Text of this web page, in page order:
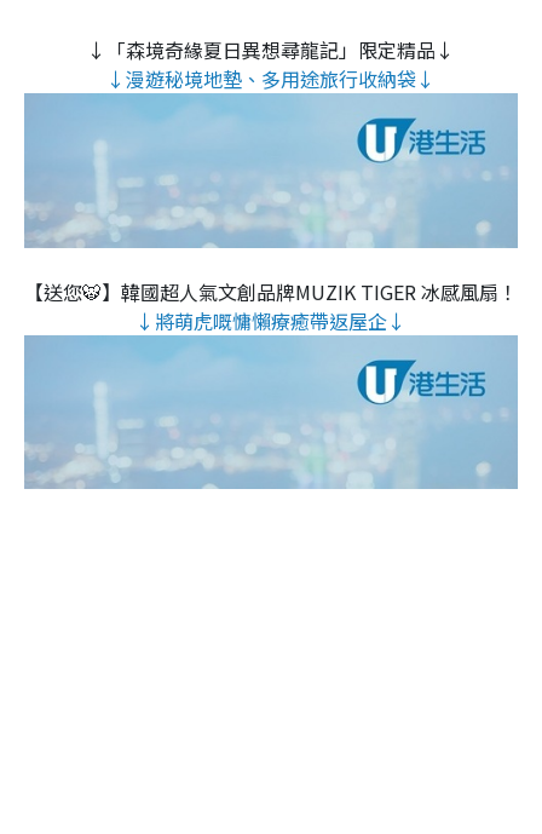
↓「森境奇緣夏日異想尋龍記」限定精品↓
↓漫遊秘境地墊、多用途旅行收納袋↓
【送您🐯】韓國超人氣文創品牌MUZIK TIGER 冰感風扇！
↓將萌虎嘅慵懶療癒帶返屋企↓